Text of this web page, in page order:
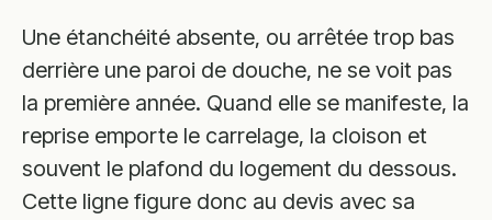
Une étanchéité absente, ou arrêtée trop bas
derrière une paroi de douche, ne se voit pas
la première année. Quand elle se manifeste, la
reprise emporte le carrelage, la cloison et
souvent le plafond du logement du dessous.
Cette ligne figure donc au devis avec sa